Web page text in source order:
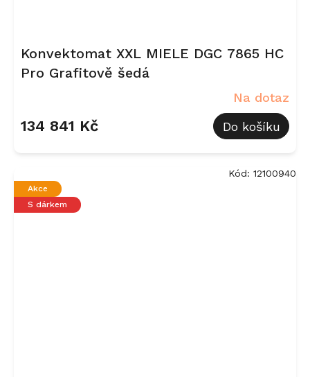
Konvektomat XXL MIELE DGC 7865 HC
Pro Grafitově šedá
Na dotaz
134 841 Kč Do košíku
Akce
S dárkem
Kód: 12100940